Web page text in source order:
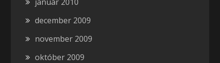
december 2009
november 2009
október 2009